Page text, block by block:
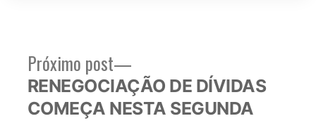
Navegação
de
Post
Próximo post
Próximo
post:
RENEGOCIAÇÃO DE DÍVIDAS
COMEÇA NESTA SEGUNDA